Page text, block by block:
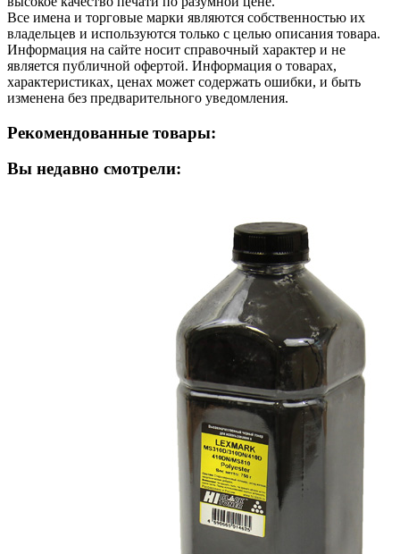
Все имена и торговые марки являются собственностью их
владельцев и используются только с целью описания товара.
Информация на сайте носит справочный характер и не
является публичной офертой. Информация о товарах,
характеристиках, ценах может содержать ошибки, и быть
изменена без предварительного уведомления.
Рекомендованные товары:
Вы недавно смотрели: